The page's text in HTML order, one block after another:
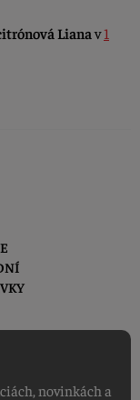
Lianav1
novinkách a